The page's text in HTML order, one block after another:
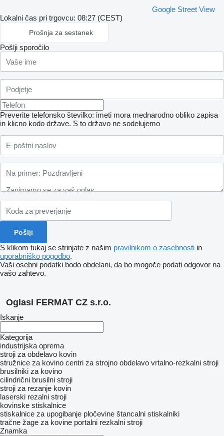
Google Street View
Lokalni čas pri trgovcu: 08:27 (CEST)
Prošnja za sestanek
Pošlji sporočilo
Preverite telefonsko številko: imeti mora mednarodno obliko zapisa
in klicno kodo države. S to državo ne sodelujemo
S klikom tukaj se strinjate z našim pravilnikom o zasebnosti in
uporabniško pogodbo.
Vaši osebni podatki bodo obdelani, da bo mogoče podati odgovor na
vašo zahtevo.
Oglasi FERMAT CZ s.r.o.
Iskanje
Kategorija
industrijska oprema
stroji za obdelavo kovin
stružnice za kovino centri za strojno obdelavo vrtalno-rezkalni stroji
brusilniki za kovino
cilindrični brusilni stroji
stroji za rezanje kovin
laserski rezalni stroji
kovinske stiskalnice
stiskalnice za upogibanje pločevine štancalni stiskalniki
tračne žage za kovine portalni rezkalni stroji
Znamka